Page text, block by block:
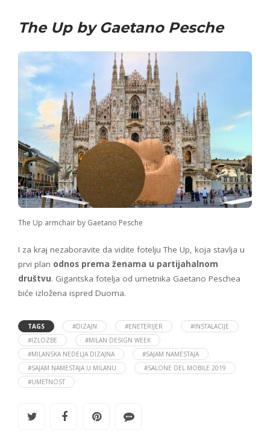
The Up by Gaetano Pesche
The Up armchair by Gaetano Pesche
I za kraj nezaboravite da vidite fotelju The Up, koja stavlja u
prvi plan odnos prema ženama u partijahalnom
društvu. Gigantska fotelja od umetnika Gaetano Peschea
biće izložena ispred Duoma.
TAGS #DIZAJN #ENETERIJER
#INSTALACIJE
#IZLOZBE
#MILAN DESIGN WEEK
#MILANSKA NEDELJA DIZAJNA
#SAJAM NAMESTAJA
#SAJAM NAMESTAJA U MILANU
#SALONE DEL MOBILE 2019
#UMETNOST